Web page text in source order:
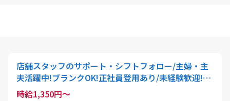
店舗スタッフのサポート・シフトフォロー/主婦・主
夫活躍中!ブランクOK!正社員登用あり/未経験歓迎!ク
リーニング代50%OFF
時給1,350円～